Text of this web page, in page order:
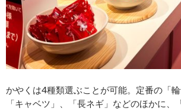
かやくは4種類選ぶことが可能。定番の「
「キャベツ」、「長ネギ」などのほかに、